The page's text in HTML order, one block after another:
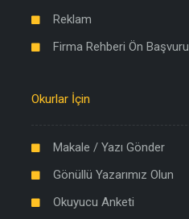
Reklam
Firma Rehberi Ön Başvuru
Okurlar İçin
Makale / Yazı Gönder
Gönüllü Yazarımız Olun
Okuyucu Anketi